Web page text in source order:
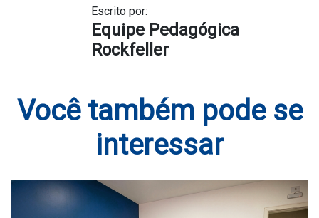
Escrito por:
Equipe Pedagógica
Rockfeller
Você também pode se
interessar